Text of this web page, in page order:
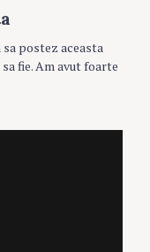
postez aceasta
fie. Am avut foarte